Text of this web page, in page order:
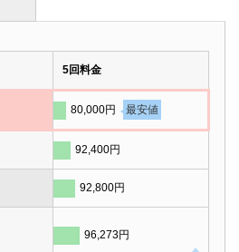
5回料金
80,000円 最安値
92,400円
92,800円
96,273円